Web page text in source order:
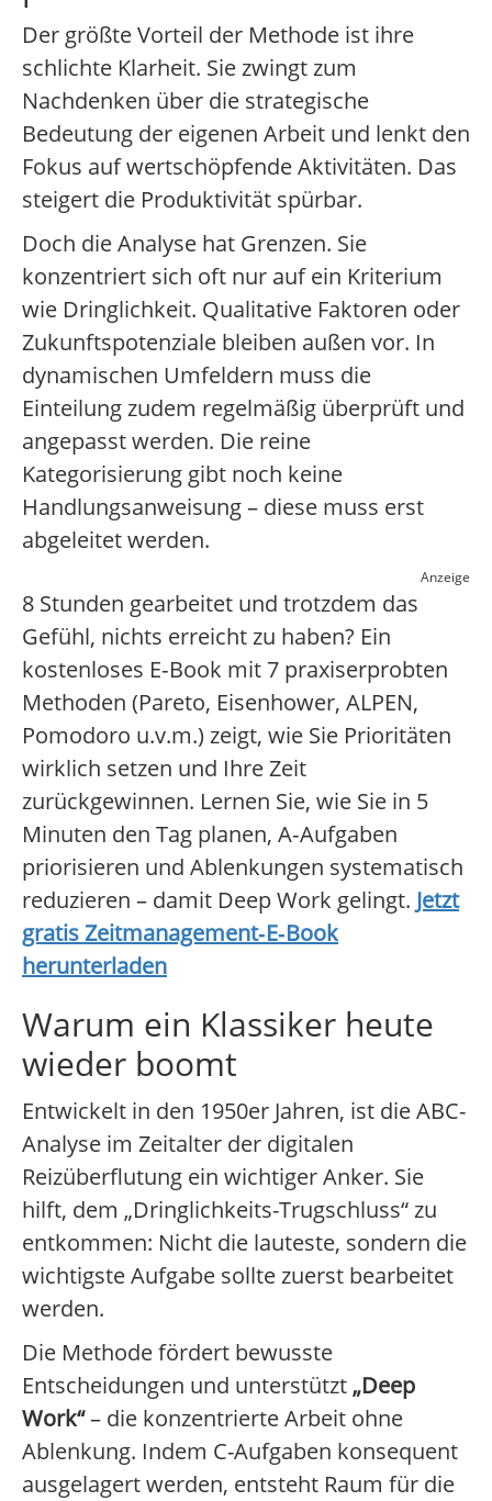
Der größte Vorteil der Methode ist ihre
schlichte Klarheit. Sie zwingt zum
Nachdenken über die strategische
Bedeutung der eigenen Arbeit und lenkt den
Fokus auf wertschöpfende Aktivitäten. Das
steigert die Produktivität spürbar.
Doch die Analyse hat Grenzen. Sie
konzentriert sich oft nur auf ein Kriterium
wie Dringlichkeit. Qualitative Faktoren oder
Zukunftspotenziale bleiben außen vor. In
dynamischen Umfeldern muss die
Einteilung zudem regelmäßig überprüft und
angepasst werden. Die reine
Kategorisierung gibt noch keine
Handlungsanweisung – diese muss erst
abgeleitet werden.
Anzeige
8 Stunden gearbeitet und trotzdem das
Gefühl, nichts erreicht zu haben? Ein
kostenloses E‑Book mit 7 praxiserprobten
Methoden (Pareto, Eisenhower, ALPEN,
Pomodoro u.v.m.) zeigt, wie Sie Prioritäten
wirklich setzen und Ihre Zeit
zurückgewinnen. Lernen Sie, wie Sie in 5
Minuten den Tag planen, A‑Aufgaben
priorisieren und Ablenkungen systematisch
reduzieren – damit Deep Work gelingt. Jetzt
gratis Zeitmanagement‑E‑Book
herunterladen
Warum ein Klassiker heute
wieder boomt
Entwickelt in den 1950er Jahren, ist die ABC-
Analyse im Zeitalter der digitalen
Reizüberflutung ein wichtiger Anker. Sie
hilft, dem „Dringlichkeits-Trugschluss“ zu
entkommen: Nicht die lauteste, sondern die
wichtigste Aufgabe sollte zuerst bearbeitet
werden.
Die Methode fördert bewusste
Entscheidungen und unterstützt „Deep
Work“– die konzentrierte Arbeit ohne
Ablenkung. Indem C-Aufgaben konsequent
ausgelagert werden, entsteht Raum für die